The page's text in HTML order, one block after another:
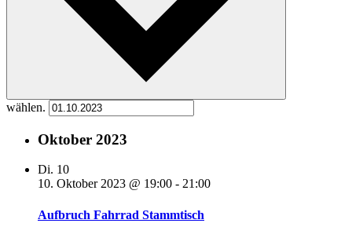
wählen.
Oktober 2023
Di. 10
10. Oktober 2023 @ 19:00 - 21:00
Aufbruch Fahrrad Stammtisch